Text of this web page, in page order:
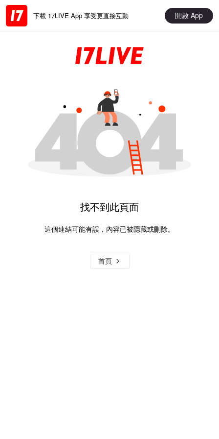
下載 17LIVE App 享受更直接互動 開啟 App
找不到此頁面
這個連結可能有誤，內容已被隱藏或刪除。
首頁